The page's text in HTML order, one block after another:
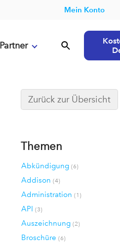
Mein Konto
Partner
Zurück zur Übersicht
Themen
Abkündigung(6)
Addison(4)
Administration(1)
API(3)
Auszeichnung(2)
Broschüre(6)